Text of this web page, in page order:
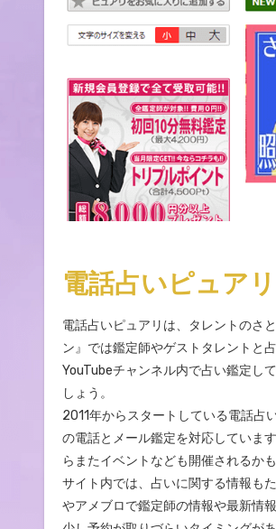
電話占いピュア
電話占いピュアリは、タレントのさとう珠緒さんがイメージキャラクターをしている電話占いサイトです。YouTubeチャンネル『ピュアチャ
ン』では鑑定師やゲストタレントと
YouTubeチャンネル内で占い鑑定し
しょう。
2011年からスタートしている電話占
の電話とメール鑑定を対応していま
らまたイベントなども開催されるか
サイト内では、占いに関する情報も
やアメブロで鑑定師の情報や最新情